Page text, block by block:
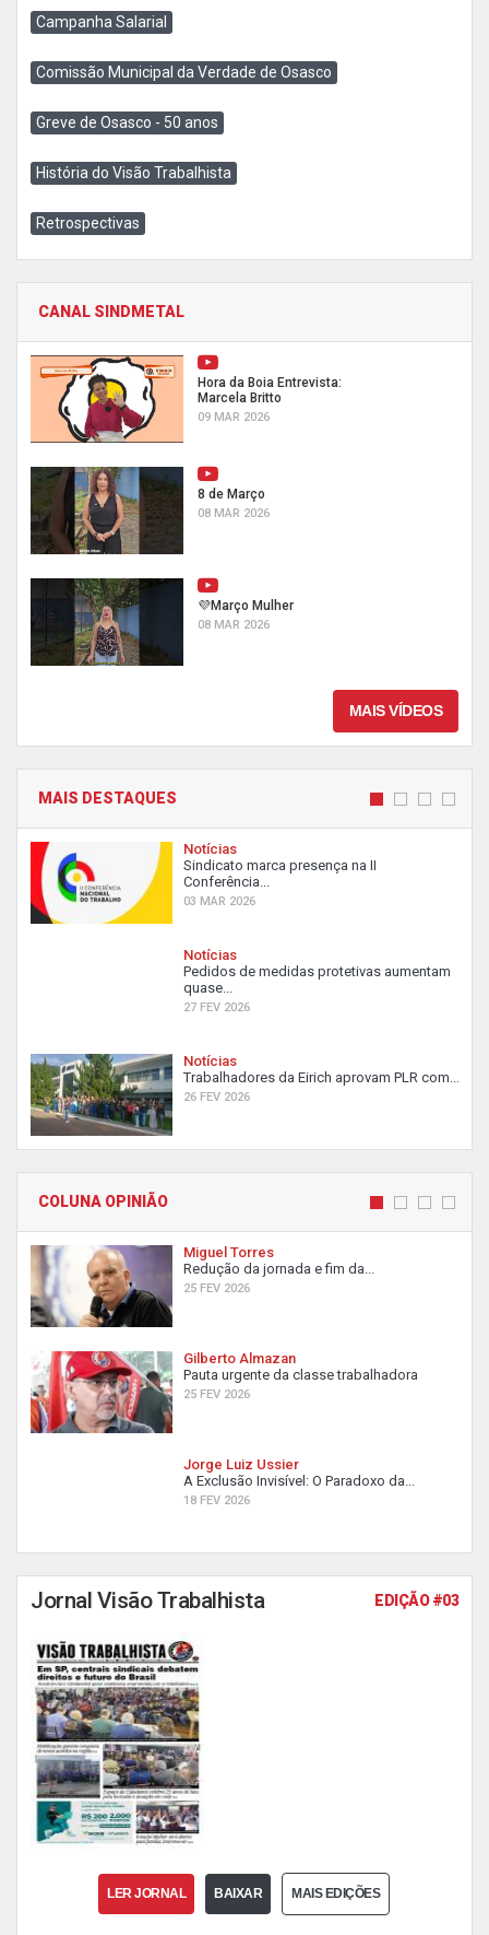
Campanha Salarial
Comissão Municipal da Verdade de Osasco
Greve de Osasco - 50 anos
História do Visão Trabalhista
Retrospectivas
CANAL SINDMETAL
Hora da Boia Entrevista:
Marcela Britto
09 MAR 2026
8 de Março
08 MAR 2026
💜Março Mulher
08 MAR 2026
MAIS VÍDEOS
MAIS DESTAQUES
Notícias
Sindicato marca presença na II
Conferência...
03 MAR 2026
Notícias
Pedidos de medidas protetivas aumentam
quase...
27 FEV 2026
Notícias
Trabalhadores da Eirich aprovam PLR com...
26 FEV 2026
COLUNA OPINIÃO
Miguel Torres
Redução da jornada e fim da...
25 FEV 2026
Gilberto Almazan
Pauta urgente da classe trabalhadora
25 FEV 2026
Jorge Luiz Ussier
A Exclusão Invisível: O Paradoxo da...
18 FEV 2026
Jornal Visão Trabalhista EDIÇÃO #03
LER JORNAL BAIXAR MAIS EDIÇÕES